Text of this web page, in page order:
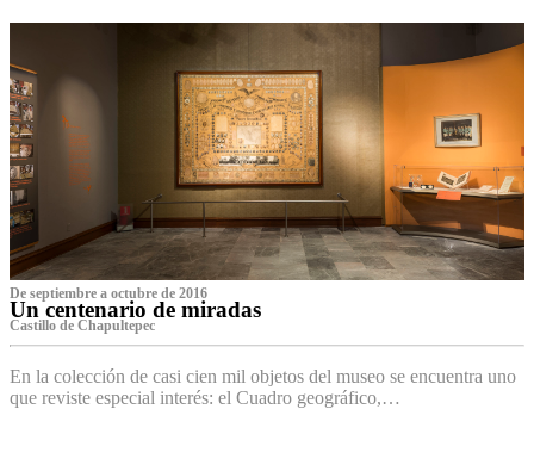
De septiembre a octubre de 2016
Un centenario de miradas
Castillo de Chapultepec
En la colección de casi cien mil objetos del museo se encuentra uno
que reviste especial interés: el Cuadro geográfico,…